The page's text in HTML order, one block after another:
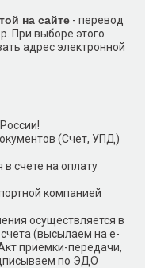
на сайте - перевод
При выборе этого
адрес электронной
(Счет, УПД)
счете на оплату
компанией
осуществляется в
(высылаем на e-
приемки-передачи,
по ЭДО